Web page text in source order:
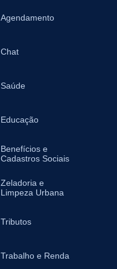
Agendamento
Chat
Saúde
Educação
Benefícios e
Cadastros Sociais
Zeladoria e
Limpeza Urbana
Tributos
Trabalho e Renda